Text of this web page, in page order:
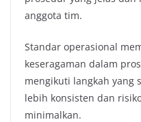
anggota tim.
Standar operasional
keseragaman dalam
mengikuti langkah yang
lebih konsisten dan
minimalkan.